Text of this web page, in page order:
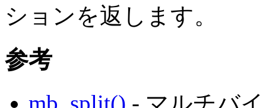
ションを返します。
参考
mb_split() - マルチバ